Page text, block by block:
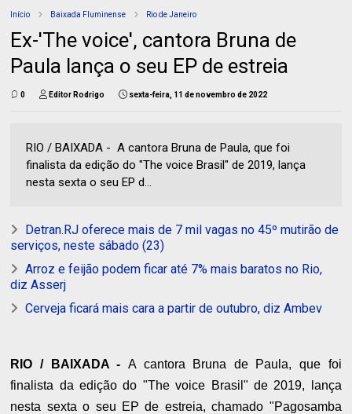
Início Baixada Fluminense Rio de Janeiro
Ex-'The voice', cantora Bruna de
Paula lança o seu EP de estreia
0 Editor Rodrigo sexta-feira, 11 de novembro de 2022
RIO / BAIXADA - A cantora Bruna de Paula, que foi
finalista da edição do "The voice Brasil" de 2019, lança
nesta sexta o seu EP d...
Detran.RJ oferece mais de 7 mil vagas no 45º mutirão de
serviços, neste sábado (23)
Arroz e feijão podem ficar até 7% mais baratos no Rio,
diz Asserj
Cerveja ficará mais cara a partir de outubro, diz Ambev
RIO / BAIXADA - A cantora Bruna de Paula, que foi
finalista da edição do "The voice Brasil" de 2019, lança
nesta sexta o seu EP de estreia, chamado "Pagosamba